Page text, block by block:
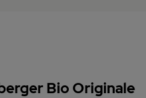
Bio Originale